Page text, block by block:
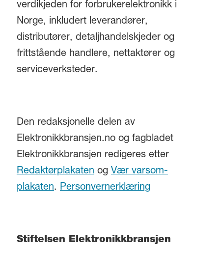
verdikjeden for forbrukerelektronikk i
Norge, inkludert leverandører,
distributører, detaljhandelskjeder og
frittstående handlere, nettaktører og
serviceverksteder.
Den redaksjonelle delen av
Elektronikkbransjen.no og fagbladet
Elektronikkbransjen redigeres etter
Redaktørplakatenog Vær varsom-
plakaten. Personvernerklæring
Stiftelsen Elektronikkbransjen